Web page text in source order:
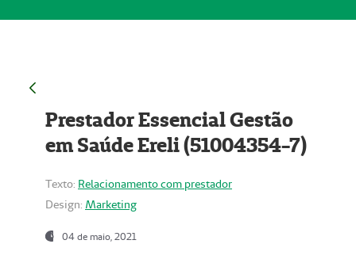
Prestador Essencial Gestão
em Saúde Ereli (51004354-7)
Texto: Relacionamento com prestador
Design: Marketing
04 de maio, 2021